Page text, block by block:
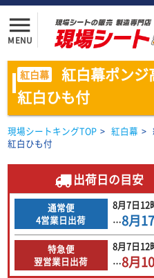
menu
MENU
紅白幕
紅白幕ポン
紅白ひも付
現場シートキングTOP > 紅白幕 >
紅白ひも付
出荷日の目安
通常便
4営業日出荷
8月7日12
…8月
特急便
翌営業日出荷
8月7日12
…8月